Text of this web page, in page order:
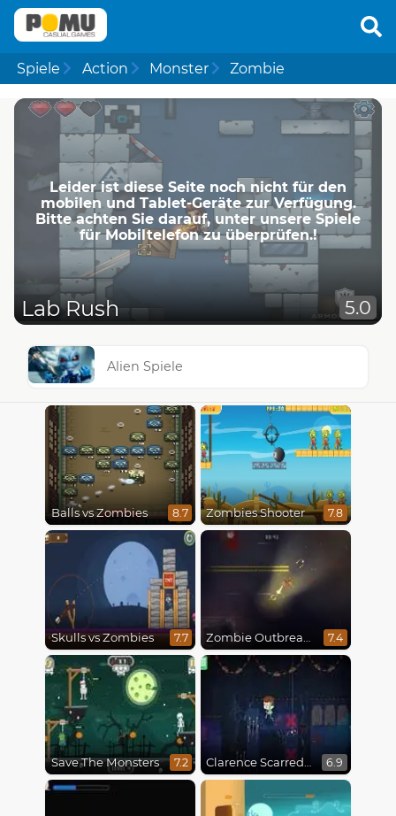
Spiele Action Monster Zombie
Leider ist diese Seite noch nicht für den
mobilen und Tablet-Geräte zur Verfügung.
Bitte achten Sie darauf, unter unsere Spiele
für Mobiltelefon zu überprüfen.!
Lab Rush 5.0
Alien Spiele
Balls vs Zombies 8.7 Zombies Shooter 7.8
Skulls vs Zombies 7.7 Zombie Outbreak Arena 7.4
Save The Monsters 7.2 Clarence Scarred Silly 6.9